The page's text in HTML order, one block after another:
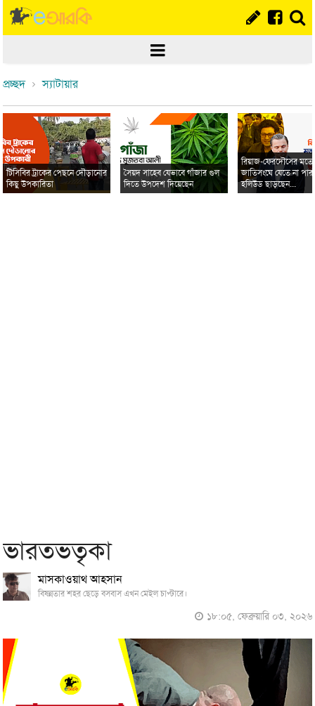
প্রচ্ছদ স্যাটায়ার
টিসিবির ট্রাকের পেছনে দৌড়ানোর
কিছু উপকারিতা
সৈয়দ সাহেব যেভাবে গাঁজার গুল
দিতে উপদেশ দিয়েছেন
রিয়াজ-ফেরদৌসের মতো
জাতিসংঘে যেতে না
হলিউড ছাড়ছেন...
ভারতভতৃকা
মাসকাওয়াথ আহসান
বিষন্নতার শহর ছেড়ে বসবাস এখন মেইল চাপ্টারে।
১৮:০৫, ফেব্রুয়ারি ০৩, ২০২৬